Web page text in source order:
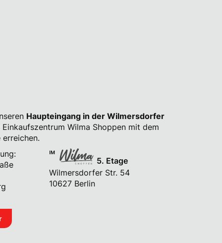
Haupteingang in der Wilmersdorfer
Wilma Shoppen mit dem
5. Etage
Wilmersdorfer Str. 54
10627 Berlin